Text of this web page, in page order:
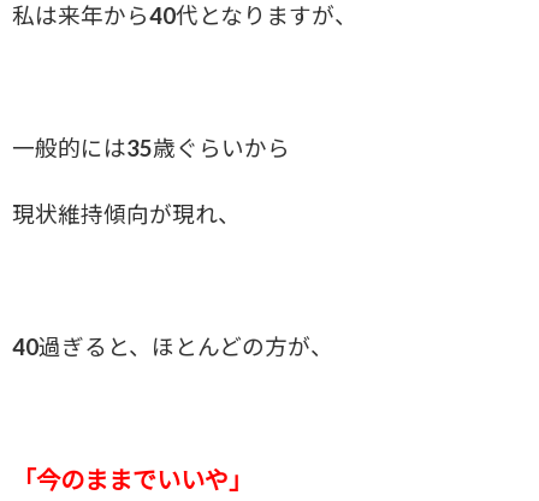
私は来年から40代となりますが、
一般的には35歳ぐらいから
現状維持傾向が現れ、
40過ぎると、ほとんどの方が、
「今のままでいいや」